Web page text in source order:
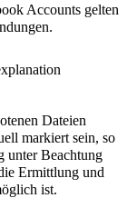
Accounts gelten
Dateien
markiert sein, so
unter Beachtung
Ermittlung und
ist.